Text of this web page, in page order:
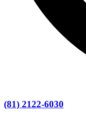
(81) 2122-6030